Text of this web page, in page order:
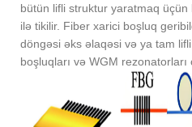
bütün lifli struktur yaratmaq üçün
ilə tikilir. Fiber xarici boşluq
döngəsi əks əlaqəsi və ya tam
boşluqları və WGM rezonatorları